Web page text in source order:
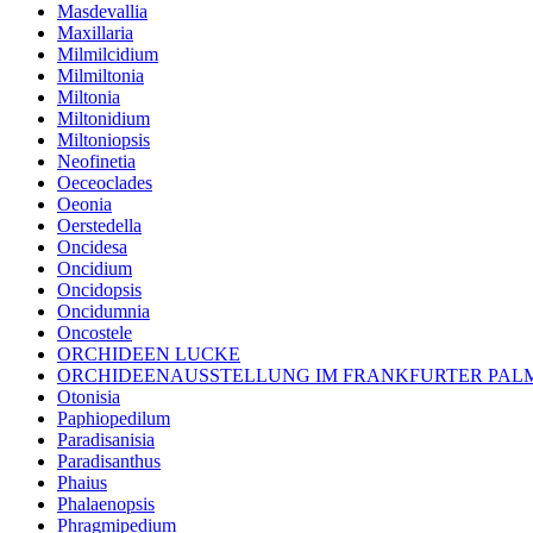
Masdevallia
Maxillaria
Milmilcidium
Milmiltonia
Miltonia
Miltonidium
Miltoniopsis
Neofinetia
Oeceoclades
Oeonia
Oerstedella
Oncidesa
Oncidium
Oncidopsis
Oncidumnia
Oncostele
ORCHIDEEN LUCKE
ORCHIDEENAUSSTELLUNG IM FRANKFURTER
Otonisia
Paphiopedilum
Paradisanisia
Paradisanthus
Phaius
Phalaenopsis
Phragmipedium